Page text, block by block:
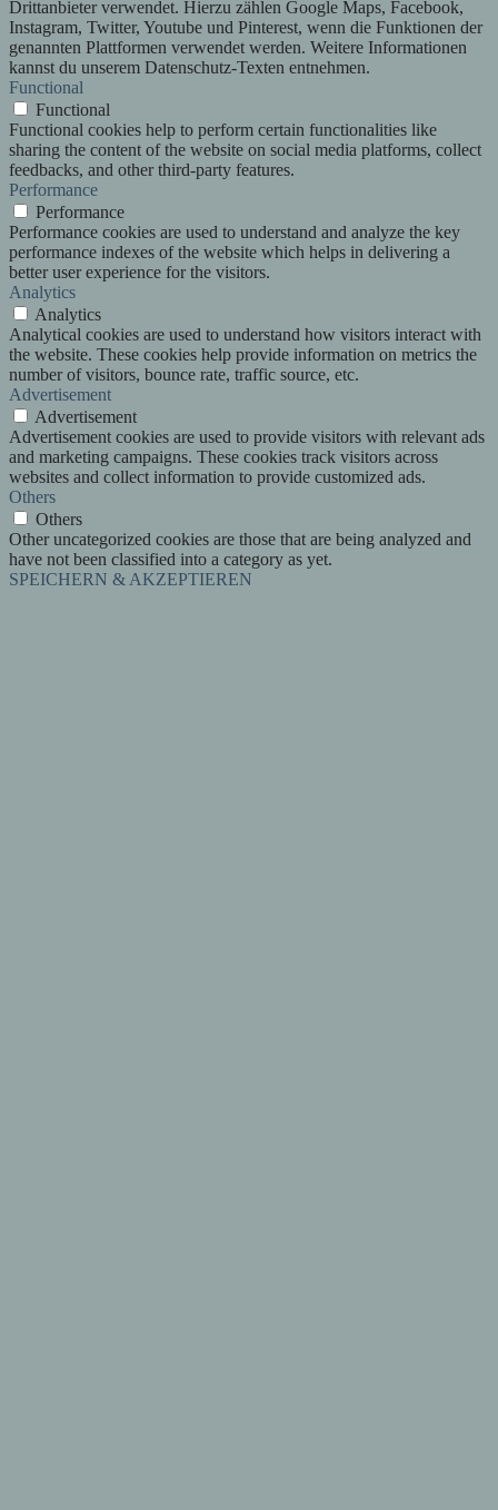
Drittanbieter verwendet. Hierzu zählen Google Maps, Facebook,
Instagram, Twitter, Youtube und Pinterest, wenn die Funktionen der
genannten Plattformen verwendet werden. Weitere Informationen
kannst du unserem Datenschutz-Texten entnehmen.
Functional
Functional
Functional cookies help to perform certain functionalities like
sharing the content of the website on social media platforms, collect
feedbacks, and other third-party features.
Performance
Performance
Performance cookies are used to understand and analyze the key
performance indexes of the website which helps in delivering a
better user experience for the visitors.
Analytics
Analytics
Analytical cookies are used to understand how visitors interact with
the website. These cookies help provide information on metrics the
number of visitors, bounce rate, traffic source, etc.
Advertisement
Advertisement
Advertisement cookies are used to provide visitors with relevant ads
and marketing campaigns. These cookies track visitors across
websites and collect information to provide customized ads.
Others
Others
Other uncategorized cookies are those that are being analyzed and
have not been classified into a category as yet.
SPEICHERN & AKZEPTIEREN